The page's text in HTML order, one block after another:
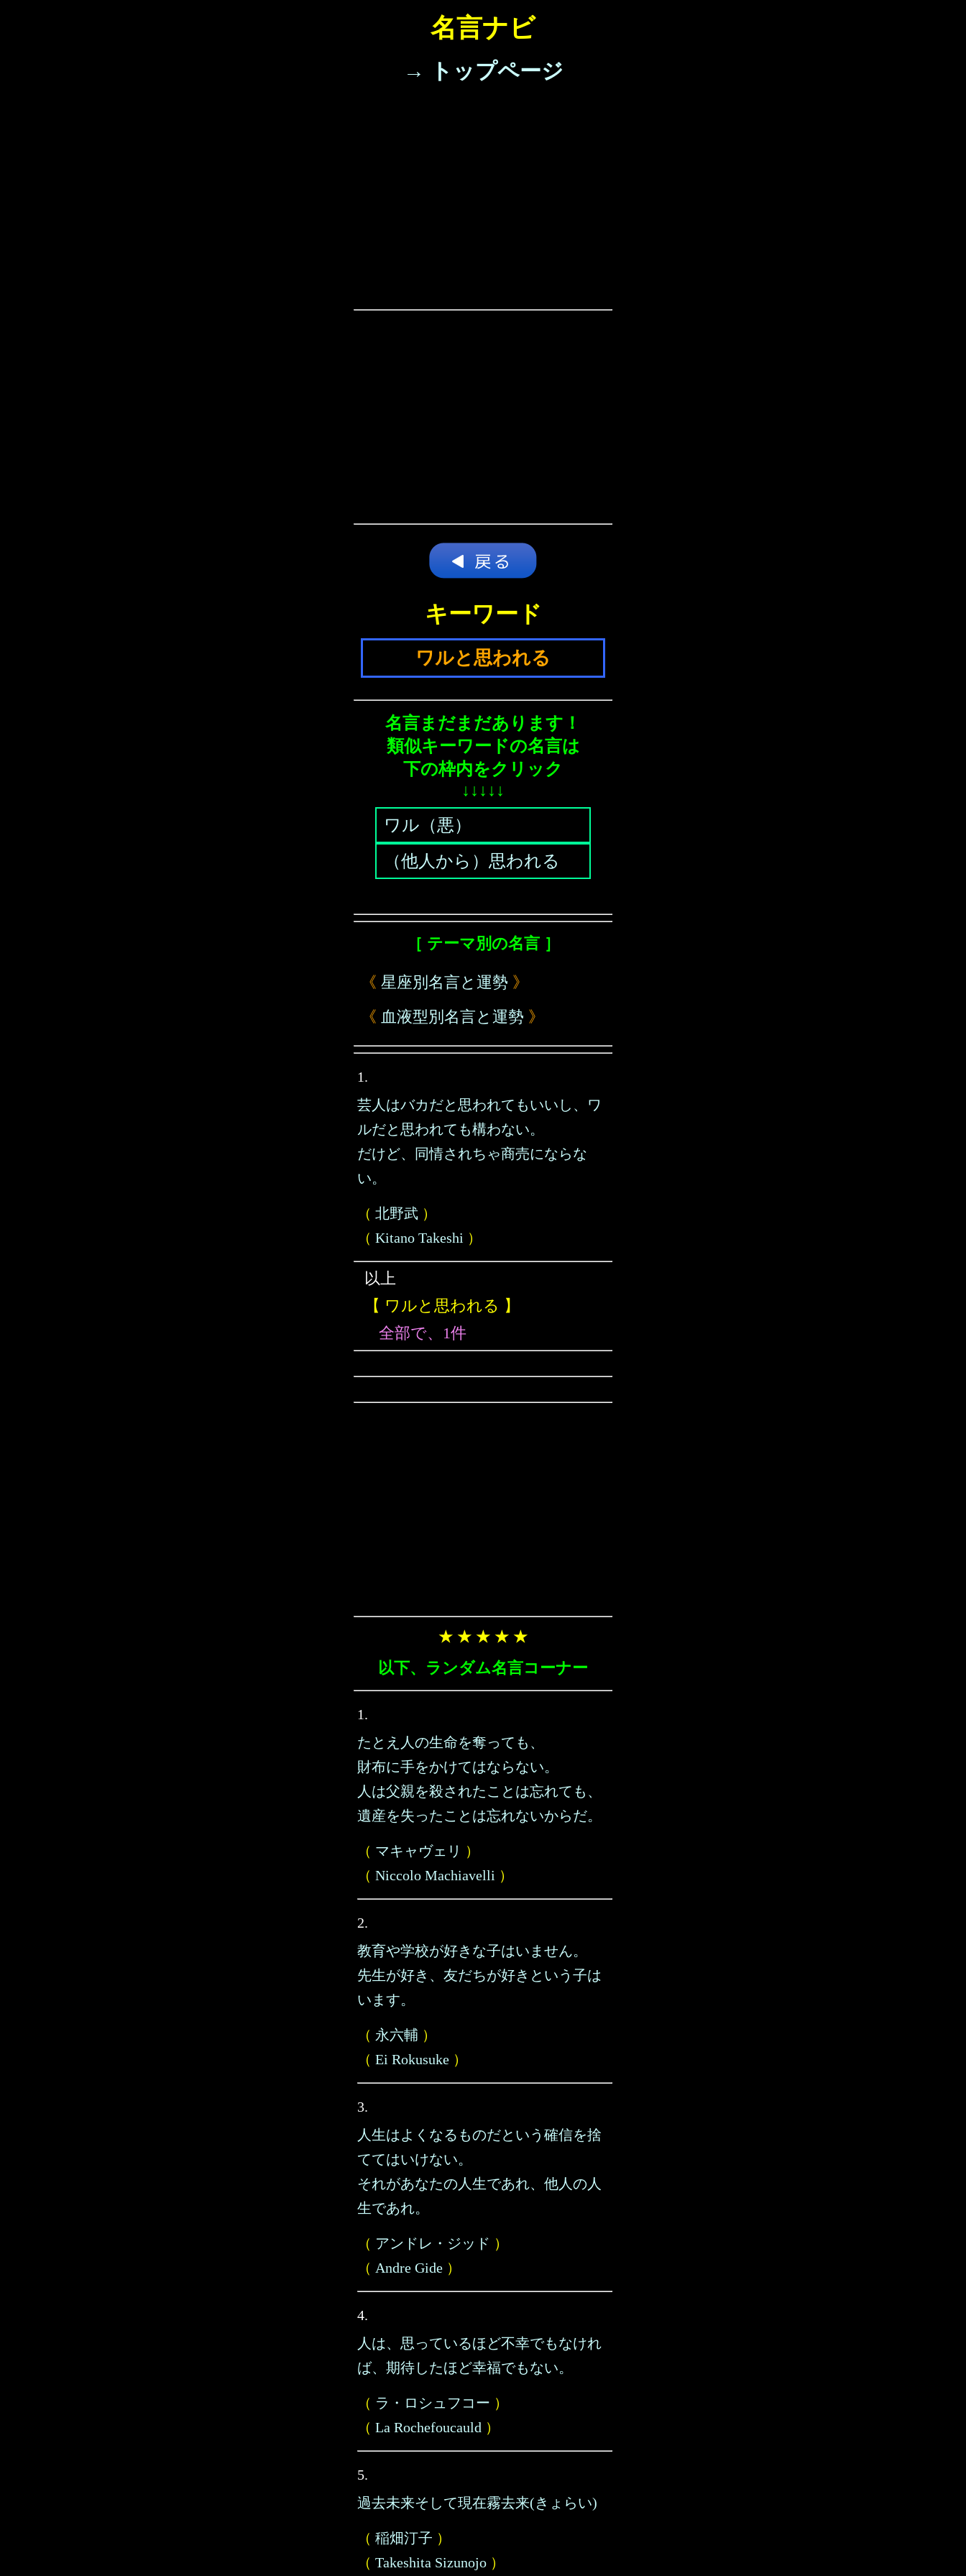
名言ナビ
→ トップページ
キーワード
ワルと思われる
名言まだまだあります！
類似キーワードの名言は
下の枠内をクリック
↓↓↓↓↓
ワル（悪）
（他人から）思われる
［ テーマ別の名言 ］
《 星座別名言と運勢 》
《 血液型別名言と運勢 》
1.
芸人はバカだと思われてもいいし、ワ
ルだと思われても構わない。
だけど、同情されちゃ商売にならな
い。
（ 北野武 ）
（ Kitano Takeshi ）
以上
【 ワルと思われる 】
全部で、1件
★ ★ ★ ★ ★
以下、ランダム名言コーナー
1.
たとえ人の生命を奪っても、
財布に手をかけてはならない。
人は父親を殺されたことは忘れても、
遺産を失ったことは忘れないからだ。
（ マキャヴェリ ）
（ Niccolo Machiavelli ）
2.
教育や学校が好きな子はいません。
先生が好き、友だちが好きという子は
います。
（ 永六輔 ）
（ Ei Rokusuke ）
3.
人生はよくなるものだという確信を捨
ててはいけない。
それがあなたの人生であれ、他人の人
生であれ。
（ アンドレ・ジッド ）
（ Andre Gide ）
4.
人は、思っているほど不幸でもなけれ
ば、期待したほど幸福でもない。
（ ラ・ロシュフコー ）
（ La Rochefoucauld ）
5.
過去未来そして現在霧去来(きょらい)
（ 稲畑汀子 ）
（ Takeshita Sizunojo ）